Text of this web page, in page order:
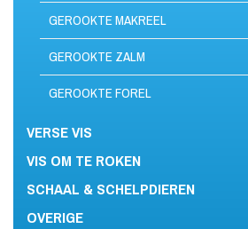
GEROOKTE MAKREEL
GEROOKTE ZALM
GEROOKTE FOREL
VERSE VIS
VIS OM TE ROKEN
SCHAAL & SCHELPDIEREN
OVERIGE